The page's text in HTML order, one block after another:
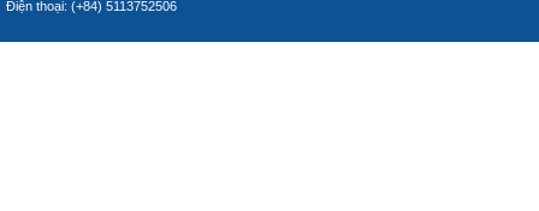
Điện thoại: (+84) 5113752506